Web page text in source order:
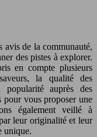
avis de la communauté,
des pistes à explorer.
en compte plusieurs
la qualité des
auprès des
pour vous proposer une
également veillé à
leur originalité et leur
unique.